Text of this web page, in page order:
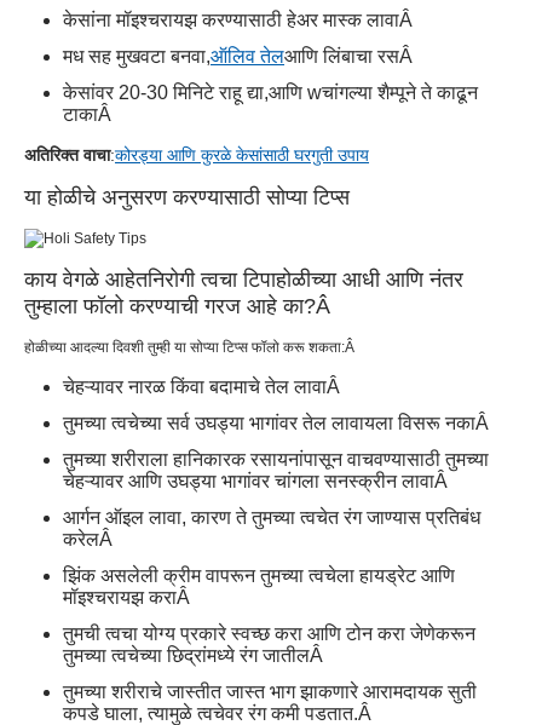
केसांना मॉइश्चरायझ करण्यासाठी हेअर मास्क लावाÂ
मध सह मुखवटा बनवा,ऑलिव तेलआणि लिंबाचा रसÂ
केसांवर 20-30 मिनिटे राहू द्या,आणि wचांगल्या शैम्पूने ते काढून
टाकाÂ
अतिरिक्त वाचा:कोरड्या आणि कुरळे केसांसाठी घरगुती उपाय
या होळीचे अनुसरण करण्यासाठी सोप्या टिप्स
काय वेगळे आहेतनिरोगी त्वचा टिपाहोळीच्या आधी आणि नंतर
तुम्हाला फॉलो करण्याची गरज आहे का?Â
होळीच्या आदल्या दिवशी तुम्ही या सोप्या टिप्स फॉलो करू शकता:Â
चेहऱ्यावर नारळ किंवा बदामाचे तेल लावाÂ
तुमच्या त्वचेच्या सर्व उघड्या भागांवर तेल लावायला विसरू नकाÂ
तुमच्या शरीराला हानिकारक रसायनांपासून वाचवण्यासाठी तुमच्या
चेहऱ्यावर आणि उघड्या भागांवर चांगला सनस्क्रीन लावाÂ
आर्गन ऑइल लावा, कारण ते तुमच्या त्वचेत रंग जाण्यास प्रतिबंध
करेलÂ
झिंक असलेली क्रीम वापरून तुमच्या त्वचेला हायड्रेट आणि
मॉइश्चरायझ कराÂ
तुमची त्वचा योग्य प्रकारे स्वच्छ करा आणि टोन करा जेणेकरून
तुमच्या त्वचेच्या छिद्रांमध्ये रंग जातीलÂ
तुमच्या शरीराचे जास्तीत जास्त भाग झाकणारे आरामदायक सुती
कपडे घाला, त्यामुळे त्वचेवर रंग कमी पडतात.Â